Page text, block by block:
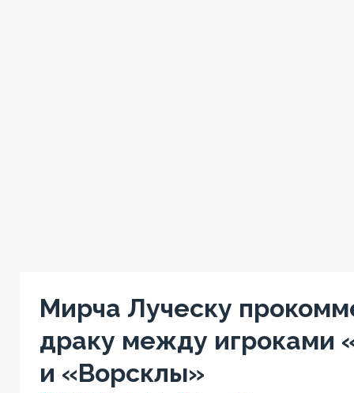
Мирча Луческу
драку между игроками
и «Ворсклы»